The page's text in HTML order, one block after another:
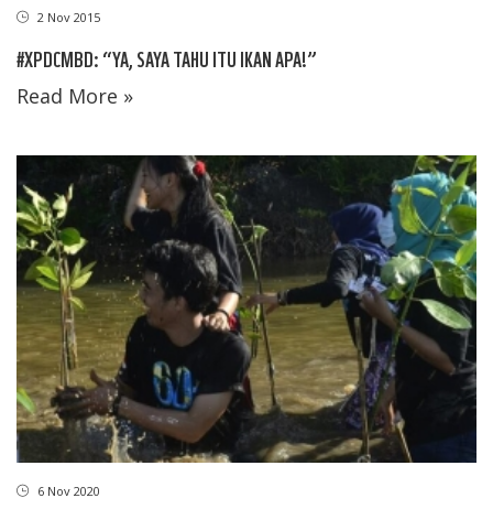
2 Nov 2015
#XPDCMBD: “YA, SAYA TAHU ITU IKAN APA!”
Read More »
6 Nov 2020